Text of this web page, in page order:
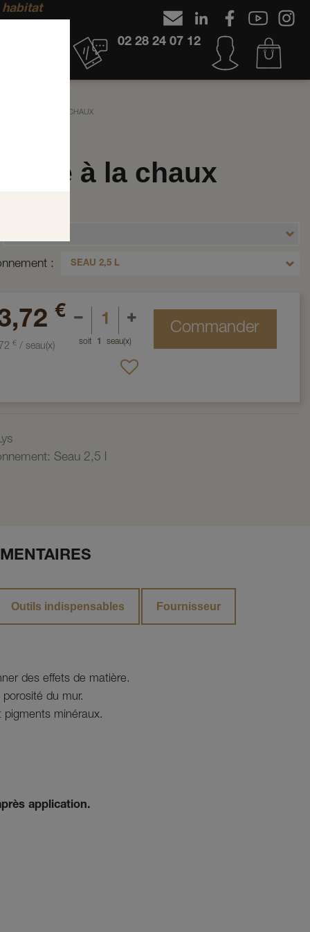
habitat
02 28 24 07 12
PEINTURE À LA CHAUX
à la chaux
SEAU 2,5 L
€
€ / seau(x) soit 1 seau(x)
Commander
: Seau 2,5 l
Outils indispensables Fournisseur
des effets de matière.
du mur.
minéraux.
application.